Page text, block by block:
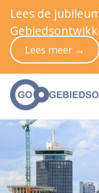
Lees de
Lees meer →